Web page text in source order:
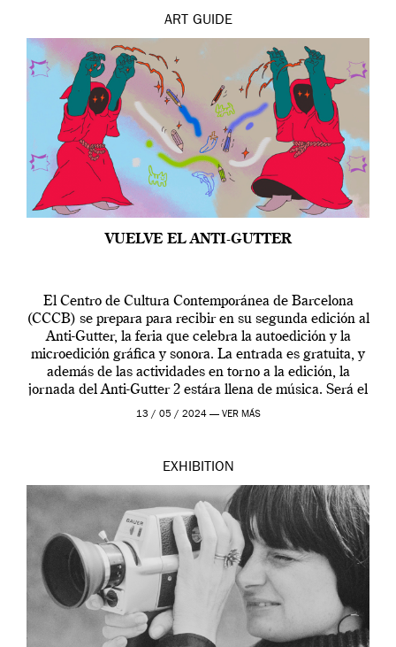
ART GUIDE
VUELVE EL ANTI-GUTTER
El Centro de Cultura Contemporánea de Barcelona
(CCCB) se prepara para recibir en su segunda edición al
Anti-Gutter, la feria que celebra la autoedición y la
microedición gráfica y sonora. La entrada es gratuita, y
además de las actividades en torno a la edición, la
jornada del Anti-Gutter 2 estára llena de música. Será el
[…]
13 / 05 / 2024 — VER MÁS
EXHIBITION